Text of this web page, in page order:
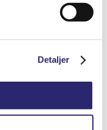
Detaljer
Detaljer